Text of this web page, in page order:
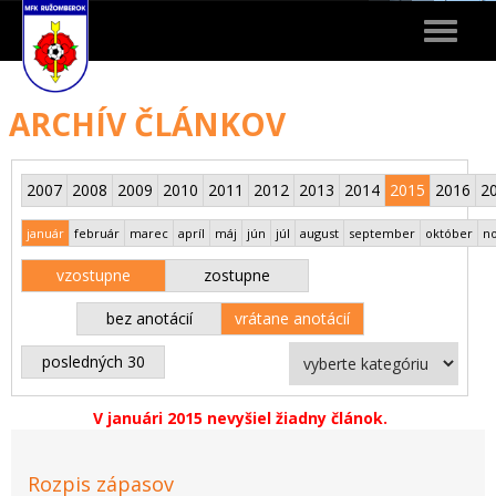
Toggle
ARCHÍV ČLÁNKOV
2007 2008 2009 2010 2011 2012 2013 2014 2015 2016
január február marec apríl máj jún júl august september október
vzostupne zostupne
bez anotácií vrátane anotácií
posledných 30
V januári 2015 nevyšiel žiadny článok.
Rozpis zápasov